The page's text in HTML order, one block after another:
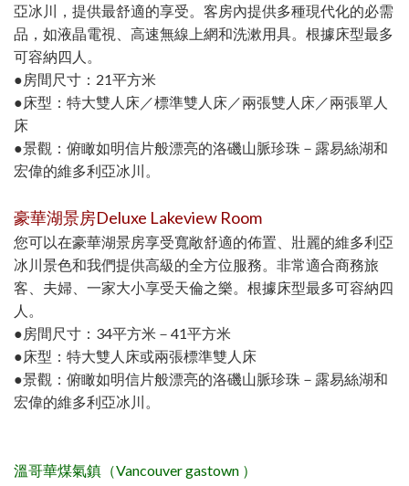
亞冰川，提供最舒適的享受。客房內提供多種現代化的必需
品，如液晶電視、高速無線上網和洗漱用具。根據床型最多
可容納四人。
●房間尺寸：21平方米
●床型：特大雙人床／標準雙人床／兩張雙人床／兩張單人
床
●景觀：俯瞰如明信片般漂亮的洛磯山脈珍珠－露易絲湖和
宏偉的維多利亞冰川。
豪華湖景房Deluxe Lakeview Room
您可以在豪華湖景房享受寬敞舒適的佈置、壯麗的維多利亞
冰川景色和我們提供高級的全方位服務。非常適合商務旅
客、夫婦、一家大小享受天倫之樂。根據床型最多可容納四
人。
●房間尺寸：34平方米－41平方米
●床型：特大雙人床或兩張標準雙人床
●景觀：俯瞰如明信片般漂亮的洛磯山脈珍珠－露易絲湖和
宏偉的維多利亞冰川。
溫哥華煤氣鎮（Vancouver gastown ）